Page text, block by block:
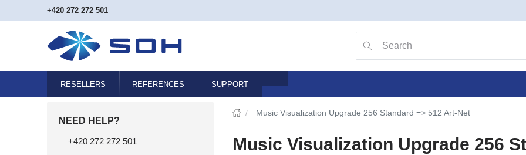
+420 272 272 501
RESELLERS REFERENCES SUPPORT
/ Music Visualization Upgrade 256 Standard => 512 Art-Net
Music Visualization Upgrade 256
NEED HELP?
+420 272 272 501